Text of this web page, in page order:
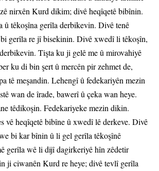
nirxên Kurd dikim; divê heqîqetê bibînin.
têkoşîna gerîla derbikevin. Divê tenê
gerîla re jî bisekinin. Divê xwedî li têkoşîn,
Tişta ku ji gelê me û mirovahiyê
ku di bin şert û mercên pir zehmet de,
tê meşandin. Lehengî û fedekariyên mezin
wan de îrade, bawerî û çeka wan heye.
têdikoşin. Fedekariyeke mezin dikin.
vê heqîqetê bibîne û xwedî lê derkeve. Divê
bi kar bînin û li gel gerîla têkoşînê
gerîla wê li dijî dagirkeriyê hîn zêdetir
ji ciwanên Kurd re heye; divê tevlî gerîla